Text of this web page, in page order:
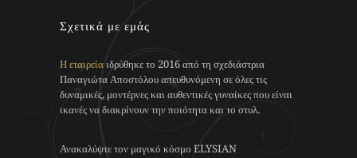
επιλεγούν
στη
του
προϊόντος
Σχετικά με εμάς
Η εταιρείαιδρύθηκε το 2016 από τη σχεδιάστρια
Παναγιώτα Αποστόλου απευθυνόμενη σε όλες τις
δυναμικές, μοντέρνες και αυθεντικές γυναίκες που είναι
ικανές να διακρίνουν την ποιότητα και το στυλ.
Ανακαλύψτε τον μαγικό κόσμο ELYSIAN